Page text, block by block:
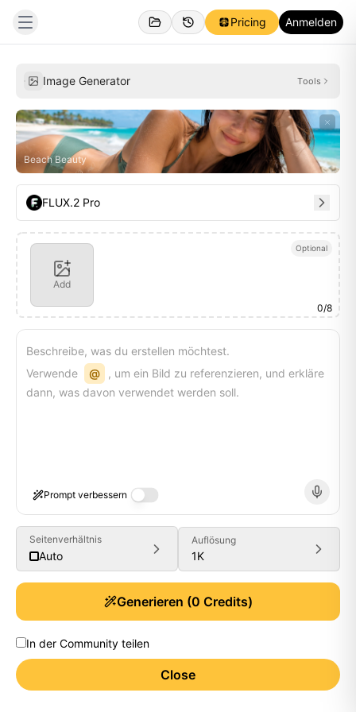
Pricing Anmelden
Image Generator Tools
Beach Beauty
FLUX.2 Pro
Optional
Add
0/8
Beschreibe, was du erstellen möchtest.
Verwende
@
, um ein Bild zu referenzieren, und erkläre
dann, was davon verwendet werden soll.
Prompt verbessern
Seitenverhältnis
Auto
Auflösung
1K
Generieren (0 Credits)
In der Community teilen
Close
Generate